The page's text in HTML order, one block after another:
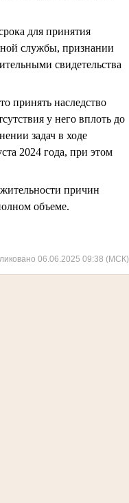
для принятия
службы, признании
свидетельства
принять наследство
у него вплоть до
задач в ходе
2024 года, при этом
причин
объеме.
06.06.2025 09:38 (МСК)